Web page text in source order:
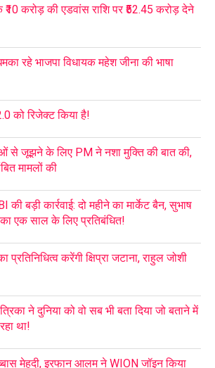
करोड़ की एडवांस राशि पर ₹52.45 करोड़ देने
रहे भाजपा विधायक महेश जीना की भाषा
को रिजेक्ट किया है!
से जूझने के लिए PM ने नशा मुक्ति की बात की,
मामलों की
बड़ी कार्रवाई: दो महीने का मार्केट बैन, सुभाष
एक साल के लिए प्रतिबंधित!
करेंगी क्षिप्रा जटाना, राहुल जोशी
ने दुनिया को वो सब भी बता दिया जो बताने में
था!
मेहदी, इरफान आलम ने WION जॉइन किया